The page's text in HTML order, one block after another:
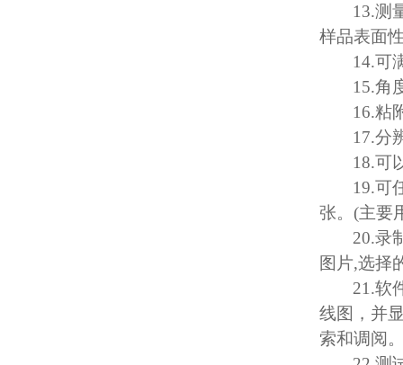
13.测
样品表面
14.可
15.角
16.粘
17.分
18.可
19.可
张。 (主要
20.录
图片,选择
21.软
线图，并
索和调阅